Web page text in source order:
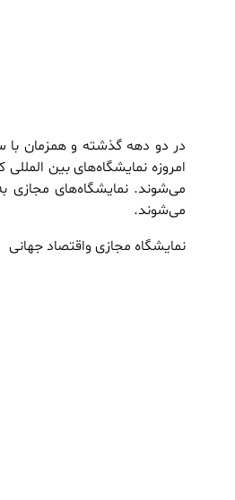
در دو دهه گذشته و همزمان
امروزه نمایشگاه‌های بین المللی
می‌شوند. نمایشگاه‌‌های مجازی
می‌شوند.
نمایشگاه مجازی واقتصاد جهانی